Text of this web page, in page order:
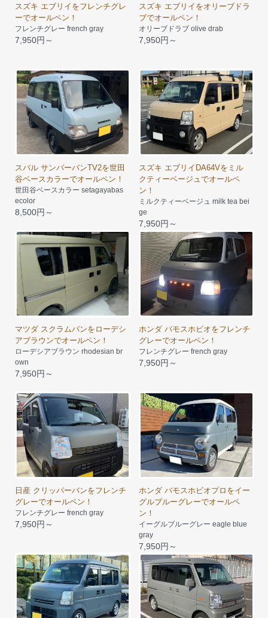
スズキ エブリイをフレンチグレ
ーでオールペン！
フレンチグレー french gray
7,950円～
スズキ エブリイをオリーブドラ
ブでオールペン！
オリーブドラブ olive drab
7,950円～
スバル サンバーバンTV2を世田
谷ベースカラーでオールペン！
世田谷ベースカラー setagayabas
ecolor
8,500円～
スズキ エブリイDA64Vをミル
クティーベージュでオールペ
ン！
ミルクティーベージュ milk tea bei
ge
7,950円～
マツダ スクラムバンをローデシ
アブラウンでオールペン！
ローデシアブラウン rhodesian br
own
7,950円～
ホンダ バモスホビオをフレンチ
グレーでオールペン！
フレンチグレー french gray
7,950円～
日産 クリッパーバンをフレンチ
グレーでオールペン！
フレンチグレー french gray
7,950円～
ホンダ バモスホビオプロをイー
グルブルーグレーでオールペ
ン！
イーグルブルーグレー eagle blue
gray
7,950円～